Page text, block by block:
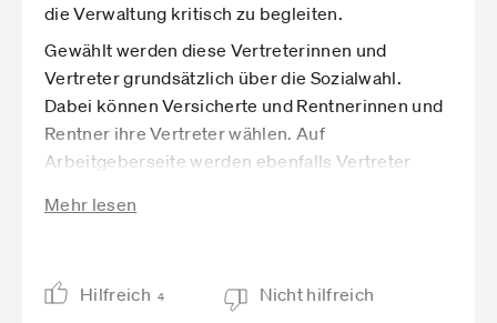
die Verwaltung kritisch zu begleiten.
Gewählt werden diese Vertreterinnen und
Vertreter grundsätzlich über die Sozialwahl.
Dabei können Versicherte und Rentnerinnen und
Rentner ihre Vertreter wählen. Auf
Arbeitgeberseite werden ebenfalls Vertreter
treten häufig Listen an, zum Beispiel von
Genau hier stellt sich aber eine zentrale Frage:
Mehr lesen
Hilfreich 4 Nicht hilfreich